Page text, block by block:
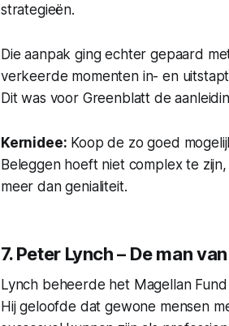
strategieën.
Die aanpak ging echter gepaard
verkeerde momenten in- en
Dit was voor Greenblatt de
Kernidee: Koop de zo goed
Beleggen hoeft niet complex te
meer dan genialiteit.
7. Peter Lynch – De man
Lynch beheerde het Magellan
Hij geloofde dat gewone mensen